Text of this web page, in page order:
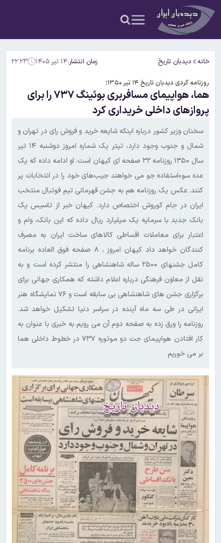
خانه دیدبان تاریخ زمان انتشار:۱۴ تیر ۱۴۰۵ ۲۲:۲۳
روزنامه گردی دیدبان تاریخ ۱۴ تیر ۱۳۵۰؛
هما، هواپیمای مسافربری بوئینگ ۷۳۷ را برای
پروازهای داخلی خریداری کرد
سخنان وزیر کشور درباره اینکه شایعه خرید و فروش رای در تهران و
شمال و جنوب وجود دارد، تیتر یک شماره امروز دوشنبه ۱۴ تیر
سال ۱۳۵۰ روزنامه ۳۲ صفحه ای کیهان است. او ادامه داده که یک
عده سوءاستفاده جو می خواهند جیب‌های خود را در انتخابات پر
کنند. عکس یک روزنامه هم به جشن قهرمانی تیم فوتبال منتخب
ایران در جام کوروش اختصاص دارد. کیهان خبر از تاسیس یک
بانک جدبد با سرمایه یک میلیارد ریال داده که این بانک، وام و
اعتبار برای معاملات اقساطی کالاهای ساخت ایران به مصرف
کنندگان خواهد داد‌ کیهان امروز ، ۸ صفحه فوق العاده برنامه
کامل جشنهای ۲۵۰۰ ساله شاهنشاهی را منتشر کرده است و به
نقل از معاون فرهنگی درباره اعلام داشته که همکاری جهانی برای
برگزاری جشن های شاهنشاهی بی سابقه است و ۷۶ نمایشگاه هنر
ایرانی در طی سه ماه آینده در سراسر دنیا تشکیل خواهد شد.
روزنامه را ورق زده به صفحه دوم آن می رویم به خبری با عنوان به
کار افتادن هواپیمای جت دو موتوره ۷۳۷ در خطوط داخلی هما
بر می خوریم